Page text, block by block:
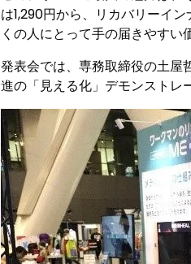
は1,290円から、リカバリーイ
くの人にとって手の届きやすい
発表会では、専務取締役の土屋
進の「見える化」デモンストレ